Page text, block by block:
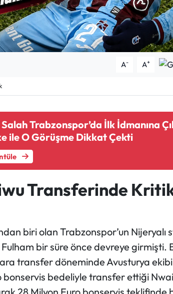
A- A+
Trabzonspor’da İlk İdmanına
ile O Görüşme Dikkat Çekti
Transferinde
biri olan Trabzonspor’un Nijeryalı
bir süre önce devreye girmişti.
transfer döneminde Avusturya ekibi
bonservis bedeliyle transfer ettiği